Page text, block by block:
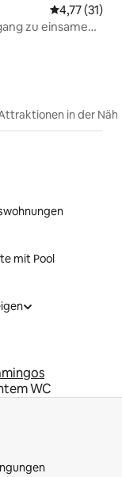
4,77 (31)
zu einsamen
in der
mit Pool
WC